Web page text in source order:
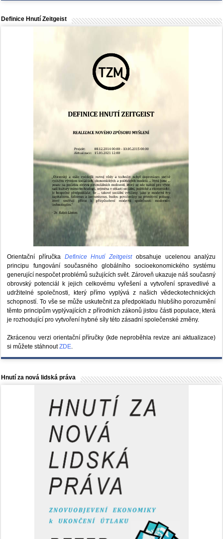
Definice Hnutí Zeitgeist
Orientační příručka Definice Hnutí Zeitgeistobsahuje ucelenou analýzu
principu fungování současného globálního socioekonomického systému
generující nespočet problémů sužujících svět. Zároveň ukazuje náš současný
obrovský potenciál k jejich celkovému vyřešení a vytvoření spravedlivé a
udržitelné společnosti, který přímo vyplývá z našich vědeckotechnických
schopností. To vše se může uskutečnit za předpokladu hlubšího porozumění
těmto principům vyplývajících z přírodních zákonů jistou části populace, která
je rozhodující pro vytvoření hybné síly této zásadní společenské změny.
Zkrácenou verzi orientační příručky (kde neproběhla revize ani aktualizace)
si můžete stáhnoutZDE.
Hnutí za nová lidská práva